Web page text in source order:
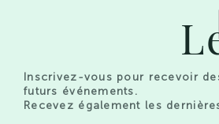
Inscrivez-vous pour recevoir
futurs événements.
Recevez également les